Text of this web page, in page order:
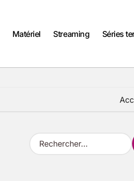
Matériel Streaming Séries
R
e